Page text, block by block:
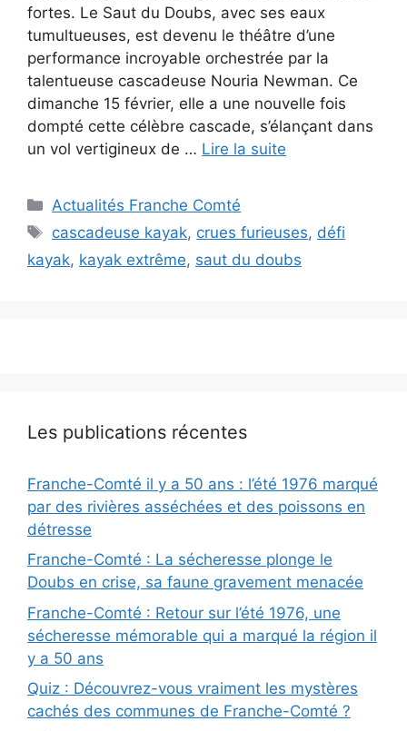
fortes. Le Saut du Doubs, avec ses eaux
tumultueuses, est devenu le théâtre d’une
performance incroyable orchestrée par la
talentueuse cascadeuse Nouria Newman. Ce
dimanche 15 février, elle a une nouvelle fois
dompté cette célèbre cascade, s’élançant dans
un vol vertigineux de … Lire la suite
Catégories
Actualités Franche Comté
Étiquettes
cascadeuse kayak, crues furieuses, défi
kayak, kayak extrême, saut du doubs
Les publications récentes
Franche-Comté il y a 50 ans : l’été 1976 marqué
par des rivières asséchées et des poissons en
détresse
Franche-Comté : La sécheresse plonge le
Doubs en crise, sa faune gravement menacée
Franche-Comté : Retour sur l’été 1976, une
sécheresse mémorable qui a marqué la région il
y a 50 ans
Quiz : Découvrez-vous vraiment les mystères
cachés des communes de Franche-Comté ?